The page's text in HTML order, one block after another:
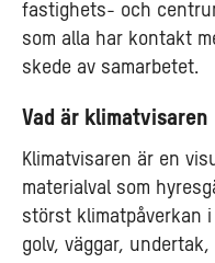
fastighets- och
som alla har kontakt
skede av samarbetet.
Vad är klimatvisaren
Klimatvisaren är en
materialval som
störst klimatpåverkan
golv, väggar,